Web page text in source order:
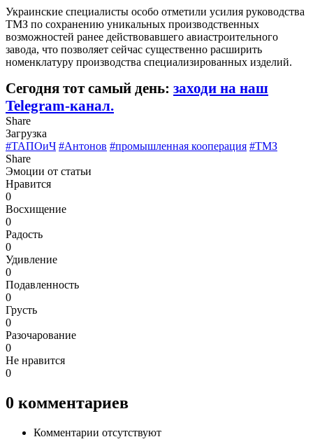
Украинские специалисты особо отметили усилия руководства
ТМЗ по сохранению уникальных производственных
возможностей ранее действовавшего авиастроительного
завода, что позволяет сейчас существенно расширить
номенклатуру производства специализированных изделий.
Сегодня тот самый день: заходи на наш
Telegram-канал.
Share
Загрузка
#ТАПОиЧ #Антонов #промышленная кооперация #ТМЗ
Share
Эмоции от статьи
Нравится
0
Восхищение
0
Радость
0
Удивление
0
Подавленность
0
Грусть
0
Разочарование
0
Не нравится
0
0 комментариев
Комментарии отсутствуют